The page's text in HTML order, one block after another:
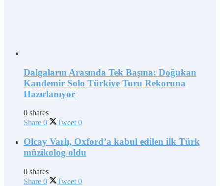
Dalgaların Arasında Tek Başına: Doğukan
Kandemir Solo Türkiye Turu Rekoruna
Hazırlanıyor
0 shares
Share 0 Tweet 0
Olcay Varlı, Oxford’a kabul edilen ilk Türk
müzikolog oldu
0 shares
Share 0 Tweet 0